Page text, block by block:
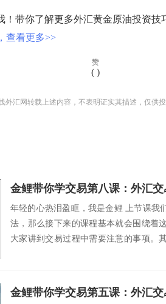
带你了解更多外汇黄金原油投资技
查看更多>>
赞
( )
外汇网转载上述内容，不表明证实其描述，仅供
年轻的心热泪盈眶，我是金鲤 上节课我
法，那么接下来的课程基本就会围绕着
大家讲到交易过程中需要注意的事项。
金鲤带你学交易第五课：外汇